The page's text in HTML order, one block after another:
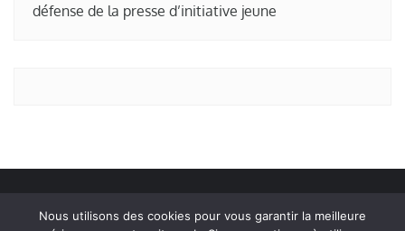
défense de la presse d’initiative jeune
Nous utilisons des cookies pour vous garantir la meilleure